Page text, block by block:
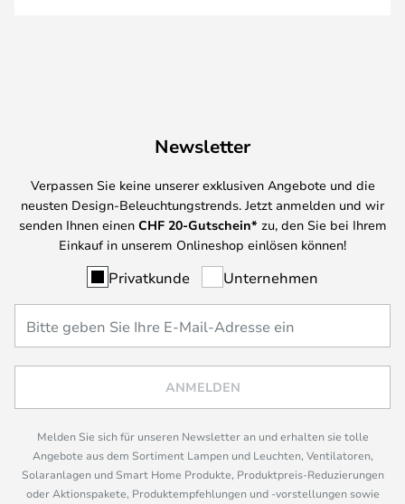
Newsletter
Verpassen Sie keine unserer exklusiven Angebote und die
neusten Design-Beleuchtungstrends. Jetzt anmelden und wir
senden Ihnen einen CHF 20-Gutschein* zu, den Sie bei Ihrem
Einkauf in unserem Onlineshop einlösen können!
Privatkunde Unternehmen
ANMELDEN
Melden Sie sich für unseren Newsletter an und erhalten sie tolle
Angebote aus dem Sortiment Lampen und Leuchten, Ventilatoren,
Solaranlagen und Smart Home Produkte, Produktpreis-Reduzierungen
oder Aktionspakete, Produktempfehlungen und -vorstellungen sowie